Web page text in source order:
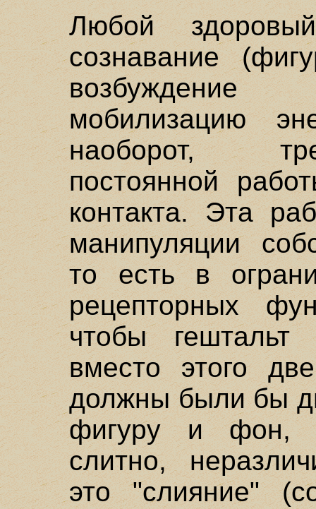
Любой
сознавание
мобилизацию
наоборот,
постоянной
контакта. Эта
манипуляции
то есть в
рецепторных
чтобы
вместо этого
должны были бы
фигуру и фон,
слитно,
это "слияние"